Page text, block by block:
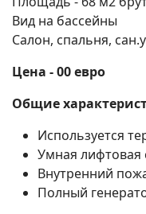
Вид на бассейны
Салон, спальня,
Цена - 00 евро
Общие
Используется
Умная лифтовая
Внутренний
Полный